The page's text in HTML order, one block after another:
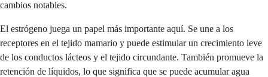
cambios notables.
El estrógeno juega un papel más importante aquí. Se une a los
receptores en el tejido mamario y puede estimular un crecimiento leve
de los conductos lácteos y el tejido circundante. También promueve la
retención de líquidos, lo que significa que se puede acumular agua